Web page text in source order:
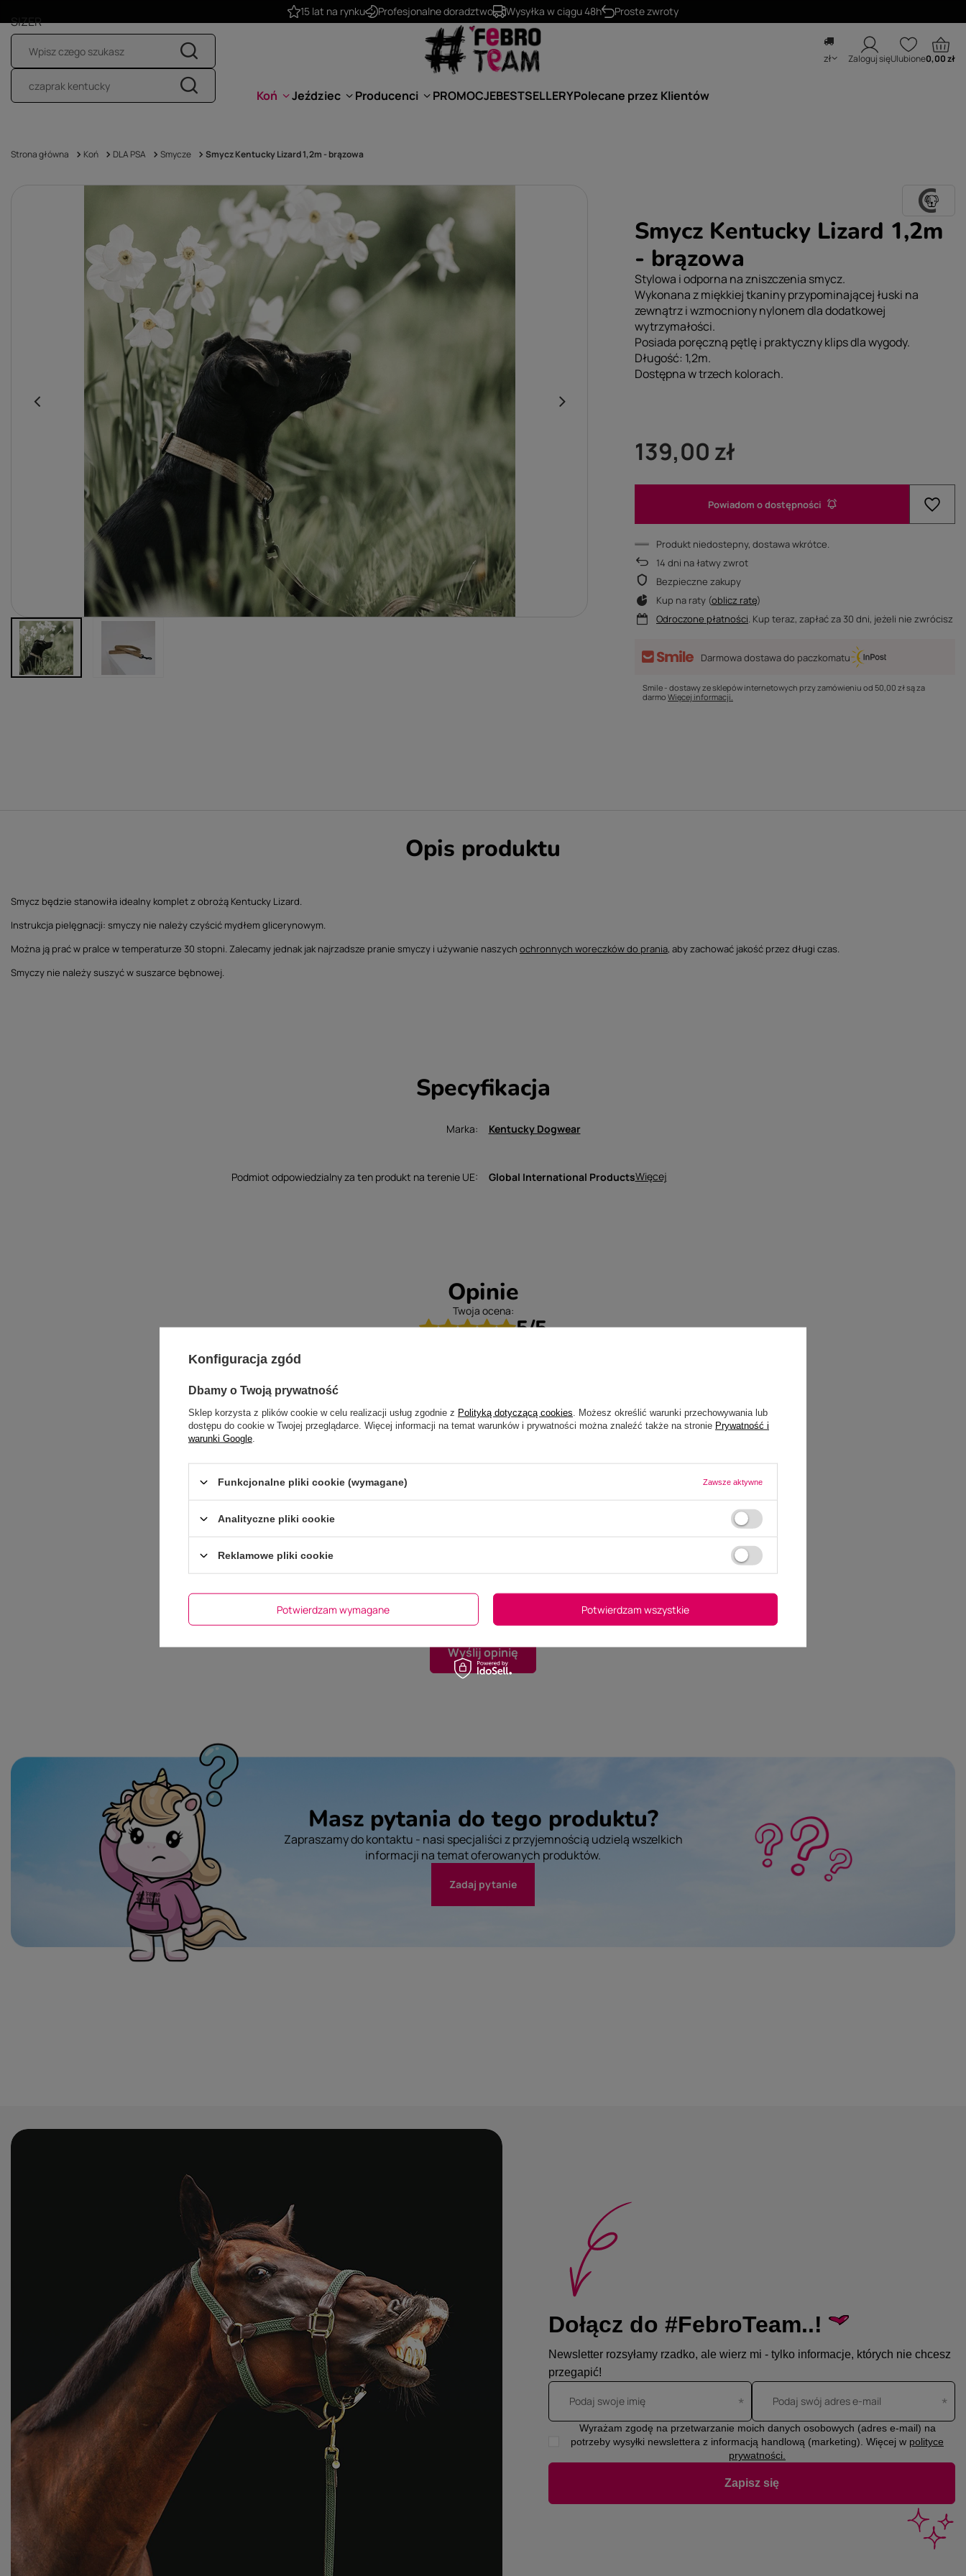
530 624 234 kontakt@febro.pl
zł Zaloguj sięUlubione0,00 zł
Koń Jeździec Producenci PROMOCJEBESTSELLERYPolecane przez Klientów
Strona główna Koń DLA PSA Smycze Smycz Kentucky Lizard 1,2m - brązowa
Smycz Kentucky Lizard 1,2m
- brązowa
Stylowa i odporna na zniszczenia smycz.
Wykonana z miękkiej tkaniny przypominającej łuski na
zewnątrz i wzmocniony nylonem dla dodatkowej
wytrzymałości.
Posiada poręczną pętlę i praktyczny klips dla wygody.
Długość: 1,2m.
Dostępna w trzech kolorach.
139,00 zł
Powiadom o dostępności
Produkt niedostepny, dostawa wkrótce
14 dni na łatwy zwrot
Bezpieczne zakupy
Kup na raty (oblicz ratę)
Odroczone płatności. Kup teraz, zapłać za 30 dni, jeżeli nie zwrócisz
Darmowa dostawa do paczkomatu
Smile - dostawy ze sklepów internetowych przy zamówieniu od 50,00 złsą za
darmo Więcej informacji.
Opis produktu
Smycz będzie stanowiła idealny komplet z obrożą Kentucky Lizard.
Instrukcja pielęgnacji: smyczy nie należy czyścić mydłem glicerynowym.
Można ją prać w pralce w temperaturze 30 stopni. Zalecamy jednak jak najrzadsze pranie smyczy i używanie naszych ochronnych woreczków do prania, aby zachować jakość przez długi czas.
Smyczy nie należy suszyć w suszarce bębnowej.
Specyfikacja
Marka Kentucky Dogwear
Podmiot odpowiedzialny za ten produkt na terenie UE Global International ProductsWięcej
Opinie
Twoja ocena:
5/5
Dodaj własne zdjęcie produktu: Wybierz plik Nie wybrano pliku
Wyślij opinię
Masz pytania do tego produktu?
Zapraszamy do kontaktu - nasi specjaliści z przyjemnością udzielą wszelkich
informacji na temat oferowanych produktów.
Zadaj pytanie
Dołącz do #FebroTeam..!
Newsletter rozsyłamy rzadko, ale wierz mi - tylko informacje, których nie chcesz
przegapić!
Podaj swoje imię Podaj swój adres e-mail
Wyrażam zgodę na przetwarzanie moich danych osobowych (adres e-mail) na
potrzeby wysyłki newslettera z informacją handlową (marketing). Więcej w polityce
prywatności.
Zapisz się
SIZER
Konfiguracja zgód
Dbamy o Twoją prywatność
Sklep korzysta z plików cookie w celu realizacji usług zgodnie z Polityką dotyczącą cookies . Możesz określić warunki przechowywania lub
dostępu do cookie w Twojej przeglądarce. Więcej informacji na temat warunków i prywatności można znaleźć także na stronie Prywatność i
warunki Google
Funkcjonalne pliki cookie (wymagane) Zawsze aktywne
Analityczne pliki cookie
Reklamowe pliki cookie
Potwierdzam wymagane Potwierdzam wszystkie